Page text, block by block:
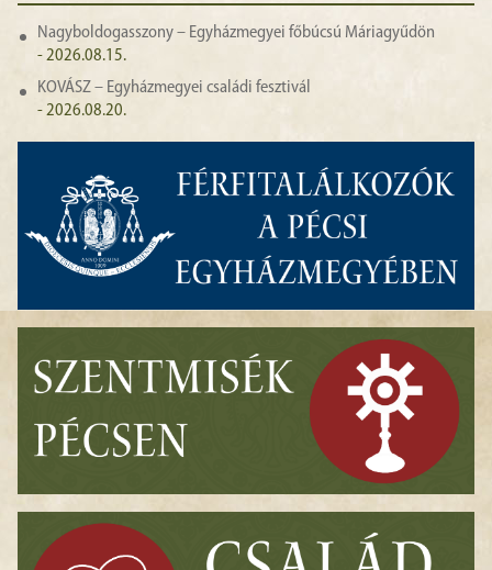
Nagyboldogasszony – Egyházmegyei főbúcsú Máriagyűdön
- 2026.08.15.
KOVÁSZ – Egyházmegyei családi fesztivál
- 2026.08.20.